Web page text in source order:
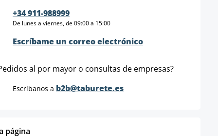
+34 911-988999
De lunes a viernes, de 09:00 a 15:00
Escríbame un correo electrónico
al por mayor o consultas de empresas?
Escríbanos a b2b@taburete.es
página